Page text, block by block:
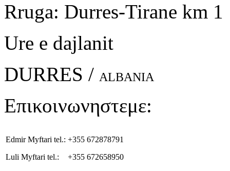
Rruga: Durres-Tirane km 1
Ure e dajlanit
DURRES / ALBANIA
Επικοινωνηστεμε:
Edmir Myftari tel.:
Luli Myftari tel.:
+355 672878791
+355 672658950